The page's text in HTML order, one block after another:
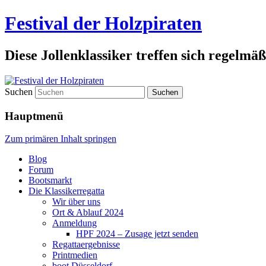
Festival der Holzpiraten
Diese Jollenklassiker treffen sich
Suchen
Hauptmenü
Zum primären Inhalt springen
Blog
Forum
Bootsmarkt
Die Klassikerregatta
Wir über uns
Ort & Ablauf 2024
Anmeldung
HPF 2024 – Zusage jetzt senden
Regattaergebnisse
Printmedien